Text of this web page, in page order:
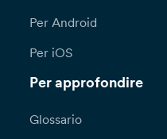
Per Android
Per iOS
Per approfondire
Glossario